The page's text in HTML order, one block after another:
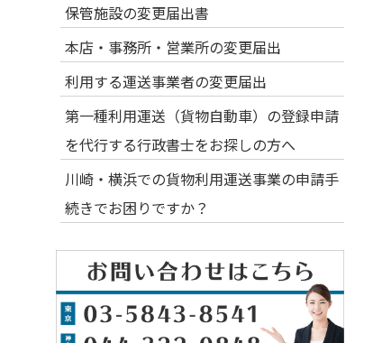
保管施設の変更届出書
本店・事務所・営業所の変更届出
利用する運送事業者の変更届出
第一種利用運送（貨物自動車）の登録申請
を代行する行政書士をお探しの方へ
川崎・横浜での貨物利用運送事業の申請手
続きでお困りですか？